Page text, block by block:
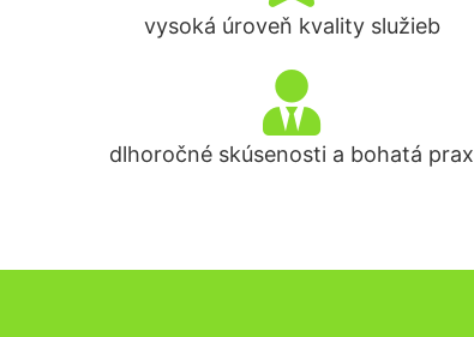
vysoká úroveň kvality služieb
dlhoročné skúsenosti a bohatá prax